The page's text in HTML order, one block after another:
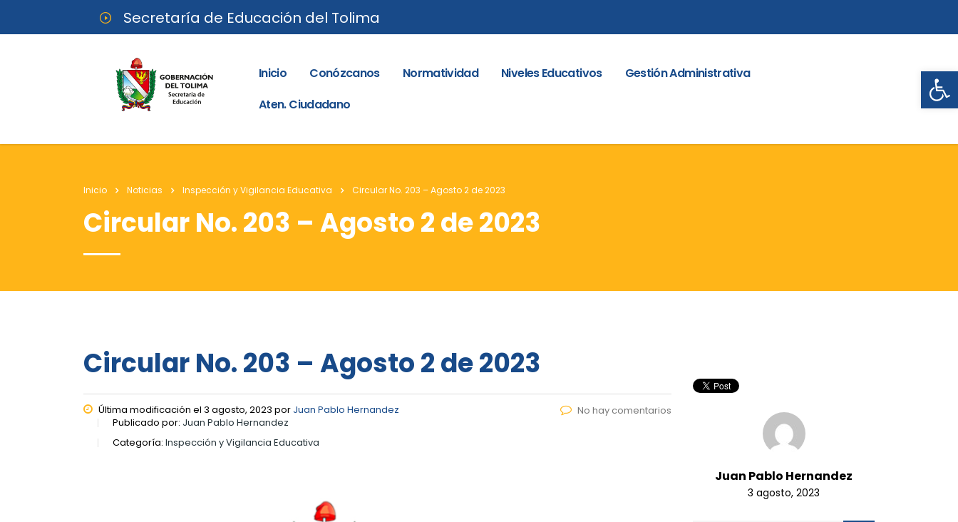
Secretaría de Educación del Tolima
Inicio Conózcanos Normatividad Niveles Educativos
Gestión Administrativa
Aten. Ciudadano
Inicio Noticias Inspección y Vigilancia Educativa Circular No. 203 – Agosto 2 de 2023
Circular No. 203 – Agosto 2 de 2023
Circular No. 203 – Agosto 2 de 2023
Última modificación el 3 agosto, 2023 por Juan Pablo Hernandez
Publicado por: Juan Pablo Hernandez
Categoría: Inspección y Vigilancia Educativa
No hay comentarios
Juan Pablo Hernandez
3 agosto, 2023